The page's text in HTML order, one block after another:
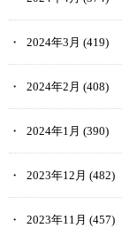
2024年3月 (419)
2024年2月 (408)
2024年1月 (390)
2023年12月 (482)
2023年11月 (457)